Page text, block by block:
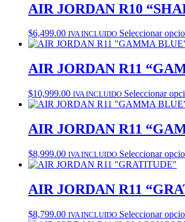
AIR JORDAN R10
$6,499.00 IVA INCLUIDO Seleccionar
AIR JORDAN R11
$10,999.00 IVA INCLUIDO Seleccionar
AIR JORDAN R11
$8,999.00 IVA INCLUIDO Seleccionar
AIR JORDAN R11
$8,799.00 IVA INCLUIDO Seleccionar